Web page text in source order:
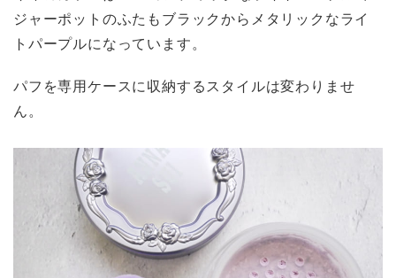
ジャーポットのふたもブラックからメタリックなライ
トパープルになっています。
パフを専用ケースに収納するスタイルは変わりませ
ん。